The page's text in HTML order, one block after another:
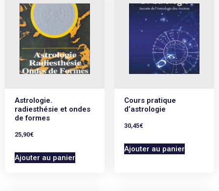
Astrologie.
radiesthésie et ondes
de formes
25,90€
Ajouter au panier
Cours pratique
d’astrologie
30,45€
Ajouter au panier